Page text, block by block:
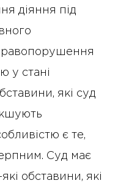
діяння під
у стані
які суд
є те,
Суд має
обставини, які